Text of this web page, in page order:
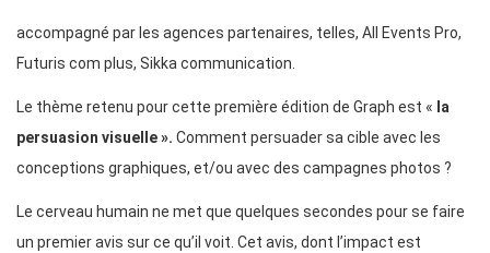
accompagné par les agences partenaires, telles, All Events Pro,
Futuris com plus, Sikka communication.
Le thème retenu pour cette première édition de Graph est « la
persuasion visuelle ». Comment persuader sa cible avec les
conceptions graphiques, et/ou avec des campagnes photos ?
Le cerveau humain ne met que quelques secondes pour se faire
un premier avis sur ce qu’il voit. Cet avis, dont l’impact est